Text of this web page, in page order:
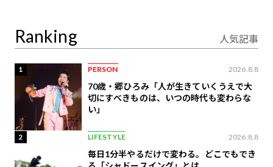
Ranking 人気記事
1 PERSON 2026.8.8
70歳・郷ひろみ「人が生きていくうえで大
切にすべきものは、いつの時代も変わらな
い」
2 LIFESTYLE 2026.8.8
毎日1分半やるだけで変わる。どこでもでき